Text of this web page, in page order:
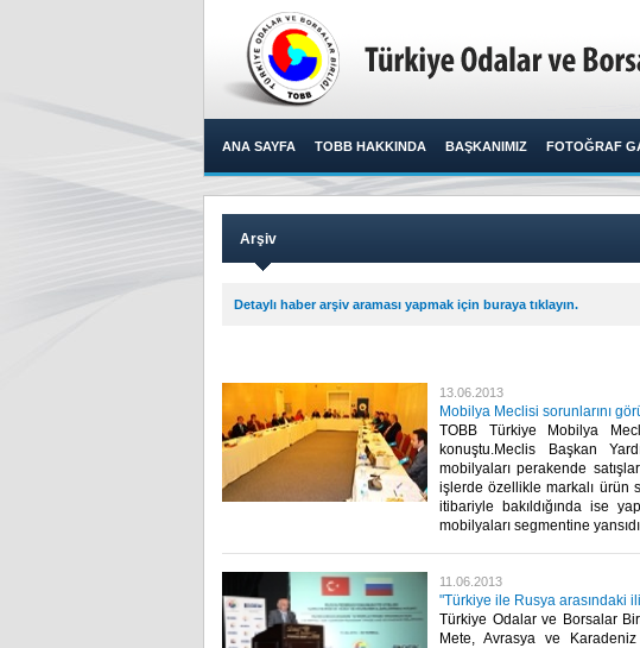
ANA SAYFA TOBB HAKKINDA BAŞKANIMIZ FOTOĞRAF
Arşiv
Detaylı haber arşiv araması yapmak için buraya tıklayın.
13.06.2013
Mobilya Meclisi sorunlarını
TOBB Türkiye Mobilya
konuştu.Meclis Başkan
mobilyaları perakende
işlerde özellikle markalı ürün
itibariyle bakıldığında ise
mobilyaları segmentine
11.06.2013
"Türkiye ile Rusya arasındaki
Türkiye Odalar ve Borsalar
Mete, Avrasya ve